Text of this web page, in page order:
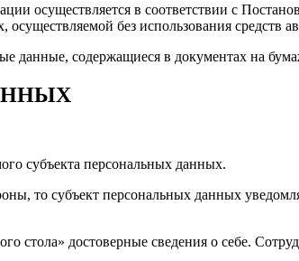
осуществляется в соответствии с
без использования средств
данные, содержащиеся в документах на
субъекта персональных данных.
то субъект персональных данных
стола» достоверные сведения о себе.